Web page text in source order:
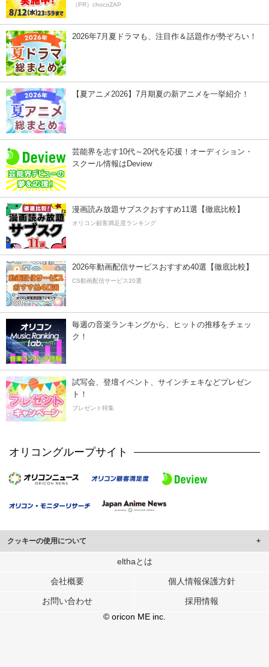
（PR）chocoZAP
2026年7月夏ドラマも、注目作＆話題作が勢ぞろい！
【夏アニメ2026】7月期夏の新アニメを一挙紹介！
芸能界を志す10代～20代を応援！オーディション・
スクール情報はDeview
漫画読み放題サブスクおすすめ11選【徹底比較】
オリコン顧客満足度ランキング
2026年動画配信サービスおすすめ40選【徹底比較】
CS動画配信サービス20選
毎週の音楽ランキングから、ヒットの推移をチェッ
ク！
試写会、登壇イベント、サインチェキなどプレゼン
ト！
プレゼント特集
オリコングループサイト
クッキーの使用について
このサイトでは Cookie を使用して、ユーザーに合わせたコンテンツや広告の
行っています。
メディアや広告配信、データ解析の各パートナーに提供しています。
ユーザーが各パートナーのサービスを使用したときに収集した他の情報を組み
elthaとは
会社概要 個人情報保護方針
お問い合わせ
採用情報
© oricon ME inc.